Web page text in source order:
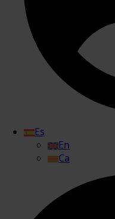
Es
En
Ca